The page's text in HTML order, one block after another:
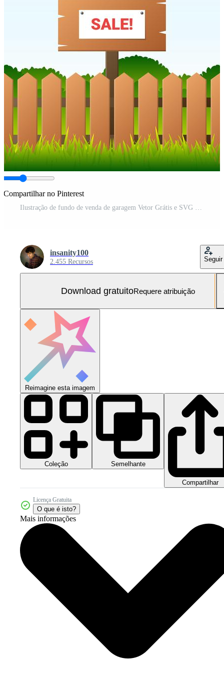
Compartilhar no Pinterest
Ilustração de fundo de venda de garagem Vetor Grátis e SVG Grátis
insanity100
2.455 Recursos Seguir
Download gratuitoRequere atribuição
Reimagine esta imagem
Coleção Semelhante
Compartilhar
Licença Gratuita
O que é isto?
Mais informações